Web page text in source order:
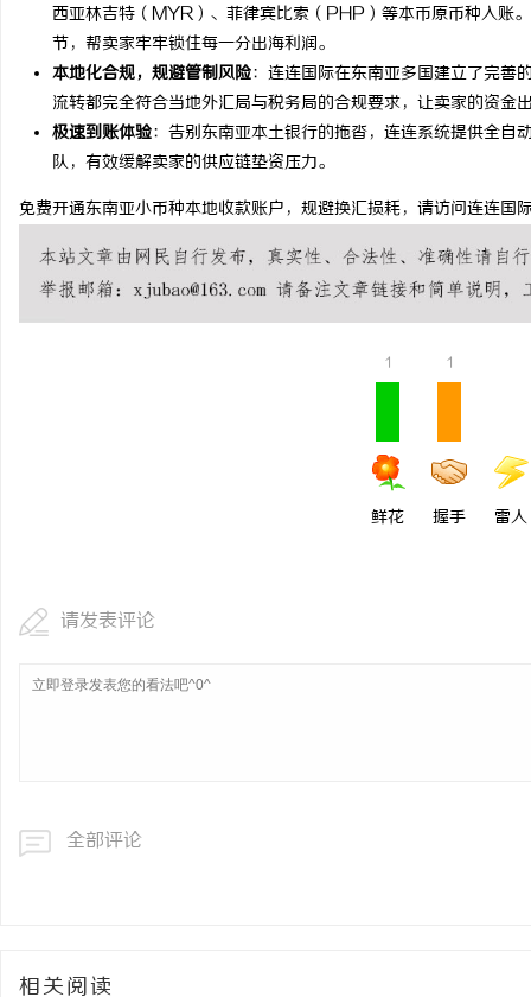
西亚林吉特（MYR）、菲律宾比索（PHP）等本币原币种入
节，帮卖家牢牢锁住每一分出海利润。
本地化合规，规避管制风险：连连国际在东南亚多国建立了完
流转都完全符合当地外汇局与税务局的合规要求，让卖家的资金
极速到账体验：告别东南亚本土银行的拖沓，连连系统提供全自
队，有效缓解卖家的供应链垫资压力。
免费开通东南亚小币种本地收款账户，规避换汇损耗，请访问连连
1
鲜花
1
握手 雷人
请发表评论
全部评论
相关阅读
揭秘！专业充电桩项目
哪些行业秘诀？